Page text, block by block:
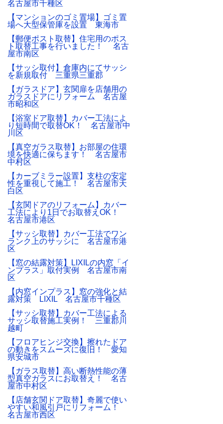
名古屋市千種区
【マンションのゴミ置場】ゴミ置
場へ大型保管庫を設置 東海市
【郵便ポスト取替】住宅用のポス
ト取替工事を行いました！ 名古
屋市南区
【サッシ取付】倉庫内にてサッシ
を新規取付 三重県三重郡
【ガラスドア】玄関扉を店舗用の
ガラスドアにリフォーム 名古屋
市昭和区
【浴室ドア取替】カバー工法によ
り短時間で取替OK！ 名古屋市中
川区
【真空ガラス取替】お部屋の住環
境を快適に保ちます！ 名古屋市
中村区
【カーブミラー設置】支柱の安定
性を重視して施工！ 名古屋市天
白区
【玄関ドアのリフォーム】カバー
工法により1日でお取替えOK！
名古屋市港区
【サッシ取替】カバー工法でワン
ランク上のサッシに 名古屋市港
区
【窓の結露対策】LIXILの内窓「イ
ンプラス」取付実例 名古屋市南
区
【内窓インプラス】窓の強化と結
露対策 LIXIL 名古屋市千種区
【サッシ取替】カバー工法による
サッシ取替施工実例！ 三重郡川
越町
【フロアヒンジ交換】擦れたドア
の動きをスムーズに復旧！ 愛知
県安城市
【ガラス取替】高い断熱性能の薄
型真空ガラスにお取替え！ 名古
屋市中村区
【店舗玄関ドア取替】奇麗で使い
やすい和風引戸にリフォーム！
名古屋市西区